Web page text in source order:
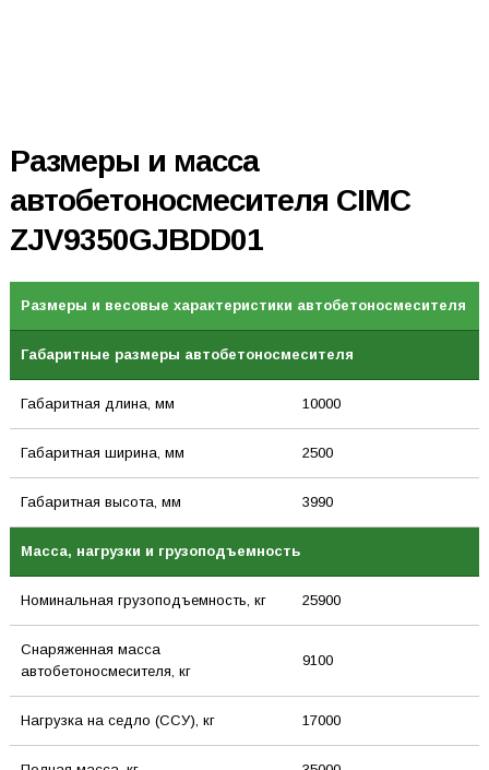
Размеры и масса
автобетоносмесителя CIMC
ZJV9350GJBDD01
Размеры и весовые характеристики автобетоносмесителя
Габаритные размеры автобетоносмесителя
Габаритная длина, мм 10000
Габаритная ширина, мм 2500
Габаритная высота, мм 3990
Масса, нагрузки и грузоподъемность
Номинальная грузоподъемность, кг 25900
Снаряженная масса
автобетоносмесителя, кг
9100
Нагрузка на седло (ССУ), кг 17000